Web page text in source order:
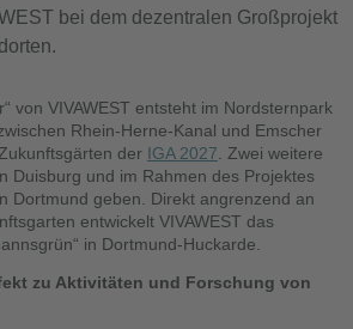
bei dem dezentralen Großprojekt
von VIVAWEST entsteht im Nordsternpark
Rhein-Herne-Kanal und Emscher
der IGA 2027 . Zwei weitere
Duisburg und im Rahmen des Projektes
Dortmund geben. Direkt angrenzend an
entwickelt VIVAWEST das
in Dortmund-Huckarde.
zu Aktivitäten und Forschung von